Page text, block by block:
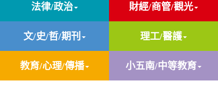
法律/政治 財經/商管/觀光
文/史/哲/期刊 理工/醫護
教育/心理/傳播 小五南/中等教育